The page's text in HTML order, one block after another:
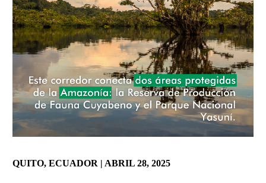
QUITO, ECUADOR | ABRIL 28, 2025